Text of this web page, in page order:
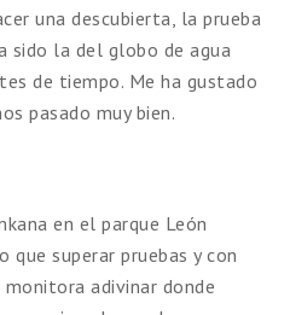
una descubierta, la prueba
sido la del globo de agua
de tiempo. Me ha gustado
pasado muy bien.
en el parque León
que superar pruebas y con
adivinar donde